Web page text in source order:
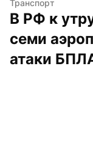
Транспорт
В РФ к
семи
атаки